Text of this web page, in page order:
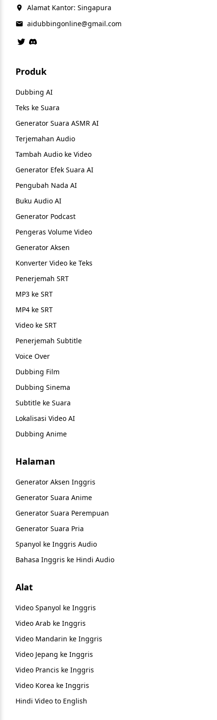
Alamat Kantor: Singapura
aidubbingonline@gmail.com
Produk
Dubbing AI
Teks ke Suara
Generator Suara ASMR AI
Terjemahan Audio
Tambah Audio ke Video
Generator Efek Suara AI
Pengubah Nada AI
Buku Audio AI
Generator Podcast
Pengeras Volume Video
Generator Aksen
Konverter Video ke Teks
Penerjemah SRT
MP3 ke SRT
MP4 ke SRT
Video ke SRT
Penerjemah Subtitle
Voice Over
Dubbing Film
Dubbing Sinema
Subtitle ke Suara
Lokalisasi Video AI
Dubbing Anime
Halaman
Generator Aksen Inggris
Generator Suara Anime
Generator Suara Perempuan
Generator Suara Pria
Spanyol ke Inggris Audio
Bahasa Inggris ke Hindi Audio
Alat
Video Spanyol ke Inggris
Video Arab ke Inggris
Video Mandarin ke Inggris
Video Jepang ke Inggris
Video Prancis ke Inggris
Video Korea ke Inggris
Hindi Video to English